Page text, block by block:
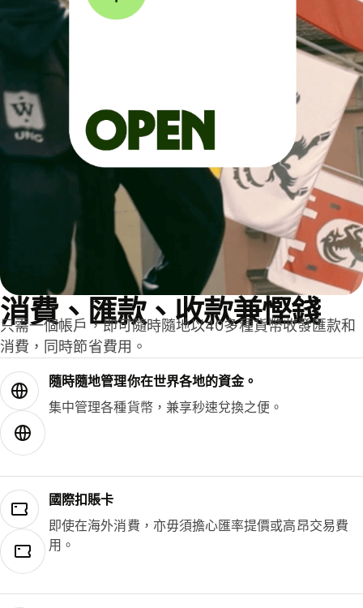
消費、匯款、收款兼慳錢
只需一個帳戶，即可隨時隨地以40多種貨幣收發匯款和
消費，同時節省費用。
隨時隨地管理你在世界各地的資金。
集中管理各種貨幣，兼享秒速兌換之便。
國際扣賬卡
即使在海外消費，亦毋須擔心匯率提價或高昂交易費
用。